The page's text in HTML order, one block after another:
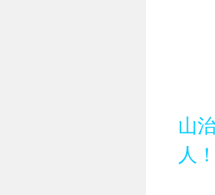
山
人！